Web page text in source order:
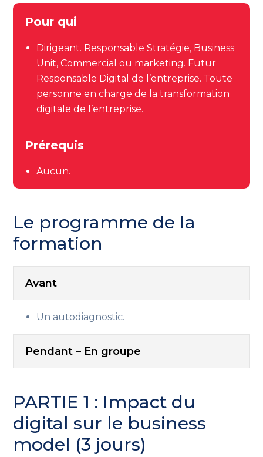
Pour qui
Dirigeant. Responsable Stratégie, Business
Unit, Commercial ou marketing. Futur
Responsable Digital de l’entreprise. Toute
personne en charge de la transformation
digitale de l’entreprise.
Prérequis
Aucun.
Le programme de la
formation
Avant
Un autodiagnostic.
Pendant – En groupe
PARTIE 1 : Impact du
digital sur le business
model (3 jours)